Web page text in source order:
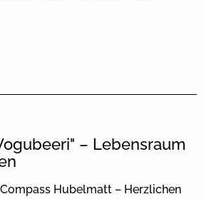
– Lebensraum
Hubelmatt – Herzlichen